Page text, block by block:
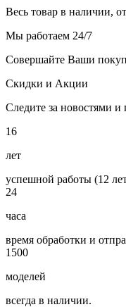
Весь товар в наличии,
Мы работаем 24/7
Совершайте Ваши
Скидки и Акции
Следите за новостями и
16
лет
успешной работы (12
24
часа
время обработки и
1500
моделей
всегда в наличии.